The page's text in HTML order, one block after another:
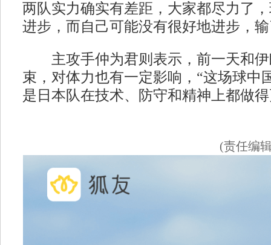
两队实力确实有差距，大家都尽力了
进步，而自己可能没有很好地进步，
主攻手仲为君则表示，前一天和伊
束，对体力也有一定影响，“这场球中
是日本队在技术、防守和精神上都做
(责任编